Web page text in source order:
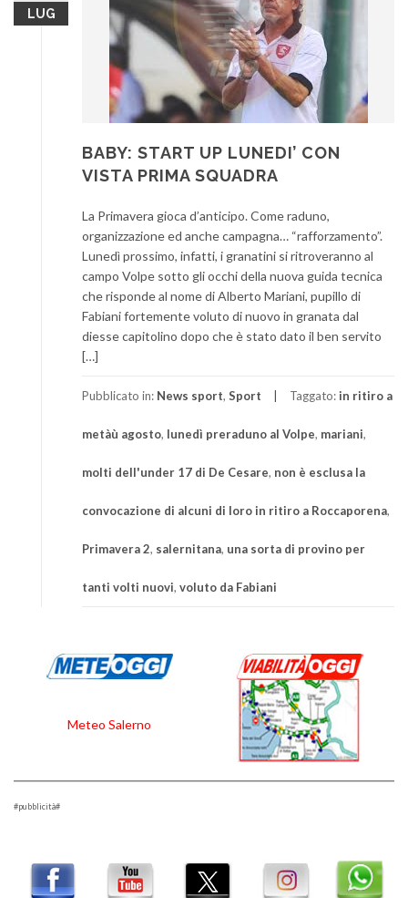
LUG
BABY: START UP LUNEDI’ CON
VISTA PRIMA SQUADRA
La Primavera gioca d’anticipo. Come raduno,
organizzazione ed anche campagna… “rafforzamento”.
Lunedì prossimo, infatti, i granatini si ritroveranno al
campo Volpe sotto gli occhi della nuova guida tecnica
che risponde al nome di Alberto Mariani, pupillo di
Fabiani fortemente voluto di nuovo in granata dal
diesse capitolino dopo che è stato dato il ben servito
[…]
Pubblicato in: News sport, Sport Taggato: in ritiro a
metàù agosto, lunedì preraduno al Volpe, mariani,
molti dell'under 17 di De Cesare, non è esclusa la
convocazione di alcuni di loro in ritiro a Roccaporena,
Primavera 2, salernitana, una sorta di provino per
tanti volti nuovi, voluto da Fabiani
Meteo Salerno
#pubblicità#